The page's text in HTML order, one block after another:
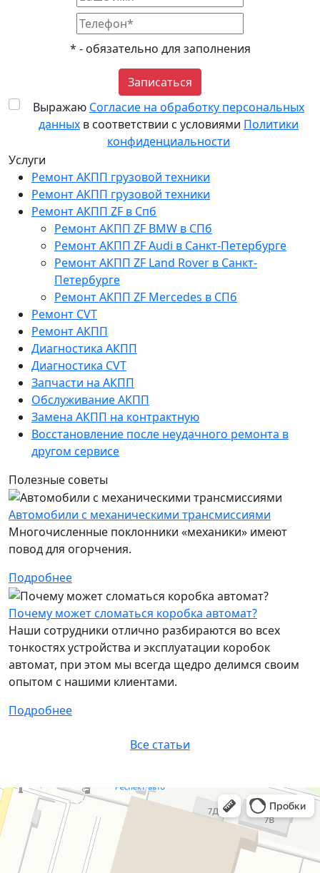
Услуги
Ремонт АКПП грузовой техники
Ремонт АКПП грузовой техники
Ремонт АКПП ZF в Спб
Ремонт АКПП ZF BMW в СПб
Ремонт АКПП ZF Audi в Санкт-Петербурге
Ремонт АКПП ZF Land Rover в Санкт-
Петербурге
Ремонт АКПП ZF Mercedes в СПб
Ремонт CVT
Ремонт AКПП
Диагностика АКПП
Диагностика CVT
Запчасти на АКПП
Обслуживание АКПП
Замена АКПП на контрактную
Восстановление после неудачного ремонта в
другом сервисе
Полезные советы
Автомобили c механическими трансмиссиями
Многочисленные поклонники «механики» имеют
повод для огорчения.
Подробнее
Почему может сломаться коробка автомат?
Наши сотрудники отлично разбираются во всех
тонкостях устройства и эксплуатации коробок
автомат, при этом мы всегда щедро делимся своим
опытом с нашими клиентами.
Подробнее
Все статьи
* - обязательно для заполнения
Записаться
Выражаю Согласие на обработку персональных
данных в соответствии с условиями Политики
конфиденциальности